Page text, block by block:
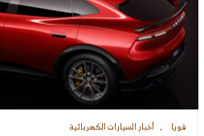
فويا أخبار السيارات الكهربائية